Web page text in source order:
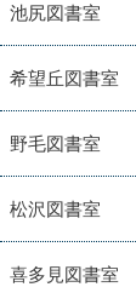
池尻図書室
希望丘図書室
野毛図書室
松沢図書室
喜多見図書室